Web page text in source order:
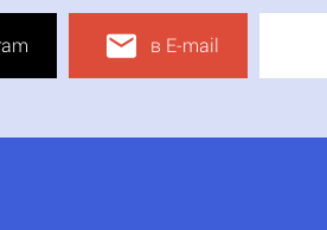
в E-mail